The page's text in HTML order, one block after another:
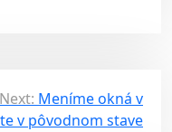
Next: Meníme okná v
v pôvodnom stave